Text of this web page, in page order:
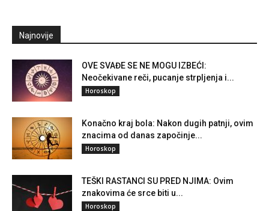
Najnovije
OVE SVAĐE SE NE MOGU IZBEĆI:
Neočekivane reči, pucanje strpljenja i...
Horoskop
Konačno kraj bola: Nakon dugih patnji, ovim
znacima od danas započinje...
Horoskop
TEŠKI RASTANCI SU PRED NJIMA: Ovim
znakovima će srce biti u...
Horoskop